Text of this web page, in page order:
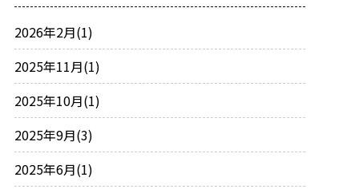
2026年2月(1)
2025年11月(1)
2025年10月(1)
2025年9月(3)
2025年6月(1)